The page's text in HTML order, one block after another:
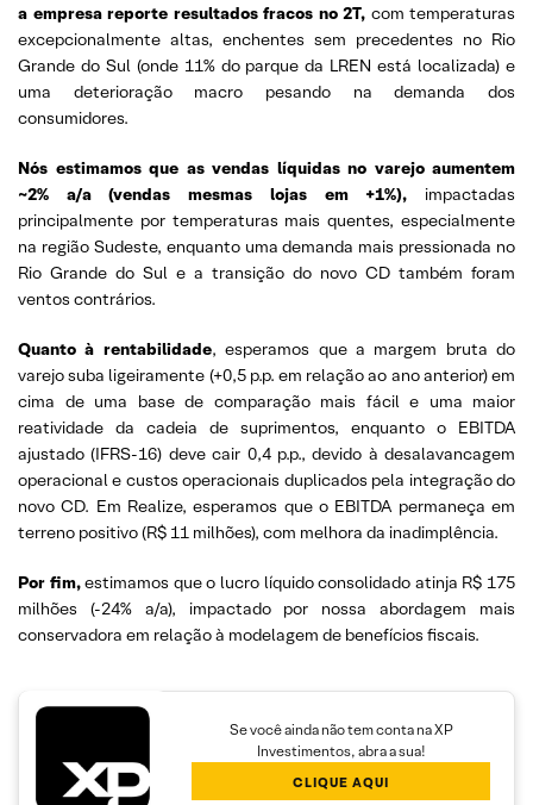
a empresa reporte resultados fracos no 2T, com temperaturas
excepcionalmente altas, enchentes sem precedentes no Rio
Grande do Sul (onde 11% do parque da LREN está localizada) e
uma deterioração macro pesando na demanda dos
consumidores.
Nós estimamos que as vendas líquidas no varejo aumentem
~2% a/a (vendas mesmas lojas em +1%), impactadas
principalmente por temperaturas mais quentes, especialmente
na região Sudeste, enquanto uma demanda mais pressionada no
Rio Grande do Sul e a transição do novo CD também foram
ventos contrários.
Quanto à rentabilidade, esperamos que a margem bruta do
varejo suba ligeiramente (+0,5 p.p. em relação ao ano anterior) em
cima de uma base de comparação mais fácil e uma maior
reatividade da cadeia de suprimentos, enquanto o EBITDA
ajustado (IFRS-16) deve cair 0,4 p.p., devido à desalavancagem
operacional e custos operacionais duplicados pela integração do
novo CD. Em Realize, esperamos que o EBITDA permaneça em
terreno positivo (R$ 11 milhões), com melhora da inadimplência.
Por fim,estimamos que o lucro líquido consolidado atinja R$ 175
milhões (-24% a/a), impactado por nossa abordagem mais
conservadora em relação à modelagem de benefícios fiscais.
Se você ainda não tem conta na XP
Investimentos, abra a sua!
CLIQUE AQUI